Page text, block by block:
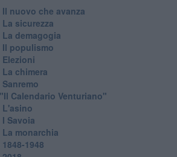
Il nuovo che avanza
La sicurezza
La demagogia
Il populismo
Elezioni
La chimera
Sanremo
Calendario Venturiano"
L'asino
I Savoia
La monarchia
1948